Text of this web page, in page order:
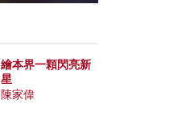
繪本界一顆閃亮新
星
陳家偉